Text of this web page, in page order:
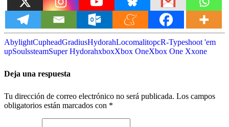
AbylightCupheadGradiusHydorahLocomalitopcR-Typeshoot 'em
upSoulssteamSuper HydorahxboxXbox OneXbox One Xxone
Deja una respuesta
Tu dirección de correo electrónico no será publicada. Los campos
obligatorios están marcados con *